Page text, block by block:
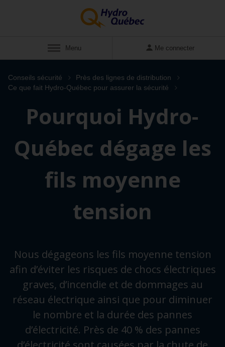
Menu Me connecter
Conseils sécurité
Près des lignes de distribution
Ce que fait Hydro-Québec pour assurer la sécurité
Pourquoi Hydro-
Québec dégage les
fils moyenne
tension
Nous dégageons les fils moyenne tension
afin d’éviter les risques de chocs électriques
graves, d’incendie et de dommages au
réseau électrique ainsi que pour diminuer
le nombre et la durée des pannes
d’électricité. Près de 40 % des pannes